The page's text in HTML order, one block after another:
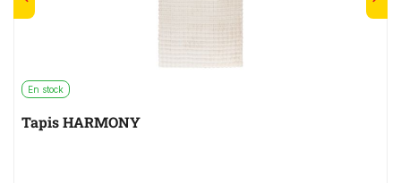
En stock
Tapis HARMONY